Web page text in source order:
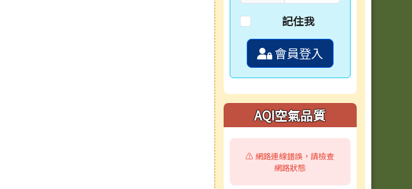
記住我
會員登入
AQI空氣品質
⚠️ 網路連線錯誤，請檢查
網路狀態